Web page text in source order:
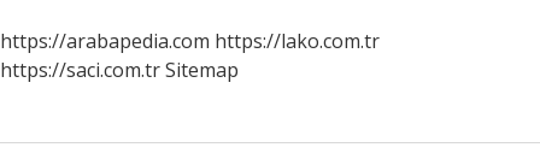
https://arabapedia.com https://lako.com.tr
https://saci.com.trSitemap